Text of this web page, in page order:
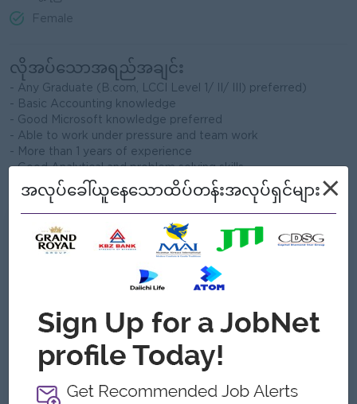
Female
လိုအပ်သောအရည်အချင်း
- Any Graduate (B.com, LCCI Level 1/ II/ III) preferred)
- Basic Accounting knowledge
- Good Microsoft knowledge preferred
- Able to work under pressure and team work
- More than 1 years of experience
- Good Analytical and problem solving skills
- 1-2 years of relevant experience preferred
ကျွန်တော့်တို့ ဘာတွေကမ်းလှမ်းနိုင်သလဲ
. over time Pay
ထူးခြားချက်များ
make a difference
Join an experience team
အလုပ်ခေါ်ယူနေသောထိပ်တန်းအလုပ်ရှင်များ×